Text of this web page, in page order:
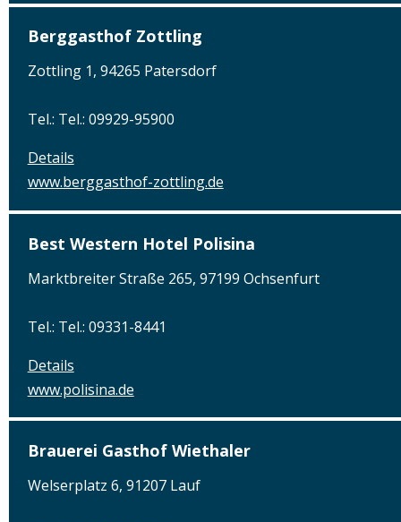
Berggasthof Zottling
Zottling 1, 94265 Patersdorf
Tel.: Tel.: 09929-95900
Details
www.berggasthof-zottling.de
Best Western Hotel Polisina
Marktbreiter Straße 265, 97199 Ochsenfurt
Tel.: Tel.: 09331-8441
Details
www.polisina.de
Brauerei Gasthof Wiethaler
Welserplatz 6, 91207 Lauf